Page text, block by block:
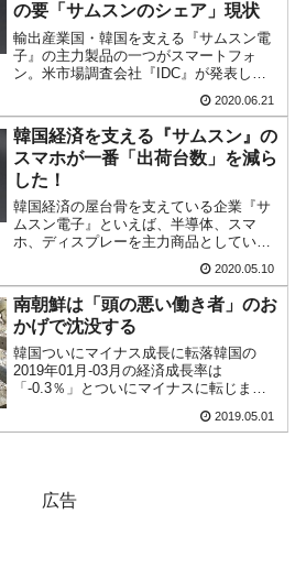
の要「サムスンのシェア」現状
輸出産業国・韓国を支える『サムスン電
子』の主力製品の一つがスマートフォ
ン。米市場調査会社『IDC』が発表した
スマートフォンの世界シェアはサムスン
が21.1％でトップです。では、アメリカ
や中国、日本とい...
2020.06.21
韓国経済を支える『サムスン』の
スマホが一番「出荷台数」を減ら
した！
韓国経済の屋台骨を支えている企業『サ
ムスン電子』といえば、半導体、スマ
ホ、ディスプレーを主力商品としていま
ホについては近年とみに先行きがあやし
くなっているのをご存じでしょうか。
『STARATEGY ANA...
2020.05.10
南朝鮮は「頭の悪い働き者」のお
かげで沈没する
韓国ついにマイナス成長に転落韓国の
2019年01月-03月の経済成長率は
「-0.3％」とついにマイナスに転じまし
と大きく落ち込んだためです。韓国経済
2019.05.01
広告